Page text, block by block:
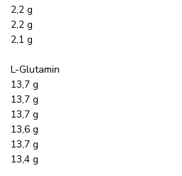
2,2 g
2,2 g
2,1 g
L-Glutamin
13,7 g
13,7 g
13,7 g
13,6 g
13,7 g
13,4 g